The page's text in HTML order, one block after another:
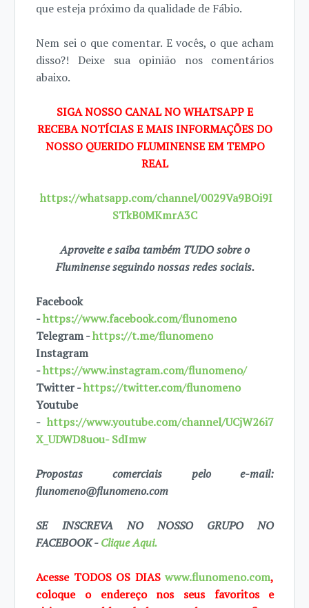
que esteja próximo da qualidade de Fábio.
Nem sei o que comentar. E vocês, o que acham
disso?! Deixe sua opinião nos comentários
abaixo.
SIGA NOSSO CANAL NO WHATSAPP E
RECEBA NOTÍCIAS E MAIS INFORMAÇÕES DO
NOSSO QUERIDO FLUMINENSE EM TEMPO
REAL
https://whatsapp.com/channel/0029Va9BOi9I
STkB0MKmrA3C
Aproveite e saiba também TUDO sobre o
Fluminense seguindo nossas redes sociais.
Facebook
-https://www.facebook.com/flunomeno
Telegram -https://t.me/flunomeno
Instagram
-https://www.instagram.com/flunomeno/
Twitter -https://twitter.com/flunomeno
Youtube
-https://www.youtube.com/channel/UCjW26i7
X_UDWD8uou- SdImw
Propostas comerciais pelo e-mail:
flunomeno@flunomeno.com
SE INSCREVA NO NOSSO GRUPO NO
FACEBOOK -Clique Aqui.
Acesse TODOS OS DIASwww.flunomeno.com,
coloque o endereço nos seus favoritos e